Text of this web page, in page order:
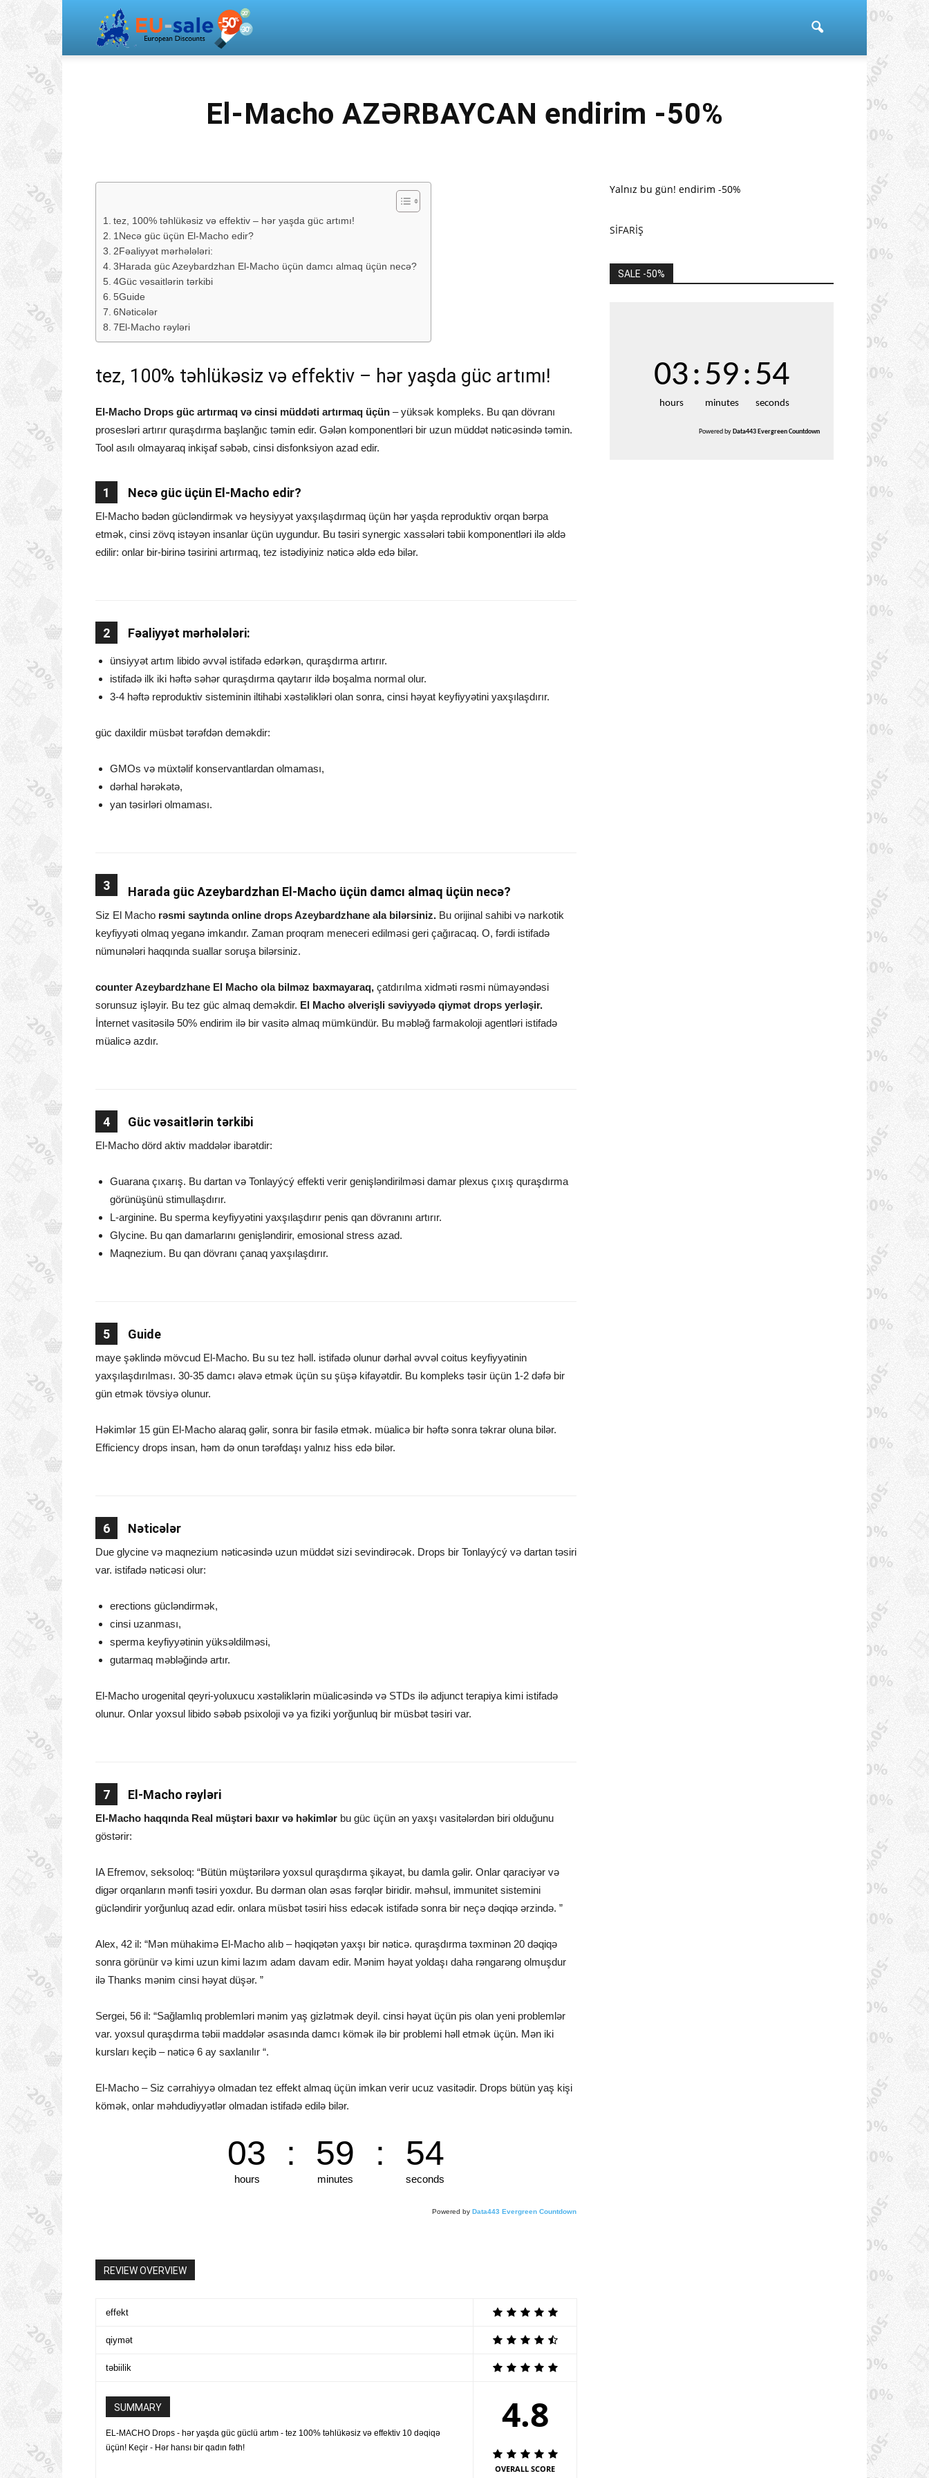
El-Macho AZƏRBAYCAN endirim -50%
tez, 100% təhlükəsiz və effektiv – hər yaşda güc artımı!
1Necə güc üçün El-Macho edir?
2Fəaliyyət mərhələləri:
3Harada güc Azeybardzhan El-Macho üçün damcı almaq üçün necə?
4Güc vəsaitlərin tərkibi
5Guide
6Nəticələr
7El-Macho rəyləri
tez, 100% təhlükəsiz və effektiv – hər yaşda güc artımı!
El-Macho Drops güc artırmaq və cinsi müddəti artırmaq üçün – yüksək kompleks. Bu qan dövranı
prosesləri artırır quraşdırma başlanğıc təmin edir. Gələn komponentləri bir uzun müddət nəticəsində təmin.
Tool asılı olmayaraq inkişaf səbəb, cinsi disfonksiyon azad edir.
1 Necə güc üçün El-Macho edir?
El-Macho bədən gücləndirmək və heysiyyət yaxşılaşdırmaq üçün hər yaşda reproduktiv orqan bərpa
etmək, cinsi zövq istəyən insanlar üçün uygundur. Bu təsiri synergic xassələri təbii komponentləri ilə əldə
edilir: onlar bir-birinə təsirini artırmaq, tez istədiyiniz nəticə əldə edə bilər.
2 Fəaliyyət mərhələləri:
ünsiyyət artım libido əvvəl istifadə edərkən, quraşdırma artırır.
istifadə ilk iki həftə səhər quraşdırma qaytarır ildə boşalma normal olur.
3-4 həftə reproduktiv sisteminin iltihabi xəstəlikləri olan sonra, cinsi həyat keyfiyyətini yaxşılaşdırır.
güc daxildir müsbət tərəfdən deməkdir:
GMOs və müxtəlif konservantlardan olmaması,
dərhal hərəkətə,
yan təsirləri olmaması.
3 Harada güc Azeybardzhan El-Macho üçün damcı almaq üçün necə?
Siz El Macho rəsmi saytında online drops Azeybardzhane ala bilərsiniz. Bu orijinal sahibi və narkotik
keyfiyyəti olmaq yeganə imkandır. Zaman proqram meneceri edilməsi geri çağıracaq. O, fərdi istifadə
nümunələri haqqında suallar soruşa bilərsiniz.
counter Azeybardzhane El Macho ola bilməz baxmayaraq, çatdırılma xidməti rəsmi nümayəndəsi
sorunsuz işləyir. Bu tez güc almaq deməkdir. El Macho əlverişli səviyyədə qiymət drops yerləşir.
İnternet vasitəsilə 50% endirim ilə bir vasitə almaq mümkündür. Bu məbləğ farmakoloji agentləri istifadə
müalicə azdır.
4 Güc vəsaitlərin tərkibi
El-Macho dörd aktiv maddələr ibarətdir:
Guarana çıxarış. Bu dartan və Tonlayýcý effekti verir genişləndirilməsi damar plexus çıxış quraşdırma
görünüşünü stimullaşdırır.
L-arginine. Bu sperma keyfiyyətini yaxşılaşdırır penis qan dövranını artırır.
Glycine. Bu qan damarlarını genişləndirir, emosional stress azad.
Maqnezium. Bu qan dövranı çanaq yaxşılaşdırır.
5 Guide
maye şəklində mövcud El-Macho. Bu su tez həll. istifadə olunur dərhal əvvəl coitus keyfiyyətinin
yaxşılaşdırılması. 30-35 damcı əlavə etmək üçün su şüşə kifayətdir. Bu kompleks təsir üçün 1-2 dəfə bir
gün etmək tövsiyə olunur.
Həkimlər 15 gün El-Macho alaraq gəlir, sonra bir fasilə etmək. müalicə bir həftə sonra təkrar oluna bilər.
Efficiency drops insan, həm də onun tərəfdaşı yalnız hiss edə bilər.
6 Nəticələr
Due glycine və maqnezium nəticəsində uzun müddət sizi sevindirəcək. Drops bir Tonlayýcý və dartan təsiri
var. istifadə nəticəsi olur:
erections gücləndirmək,
cinsi uzanması,
sperma keyfiyyətinin yüksəldilməsi,
gutarmaq məbləğində artır.
El-Macho urogenital qeyri-yoluxucu xəstəliklərin müalicəsində və STDs ilə adjunct terapiya kimi istifadə
olunur. Onlar yoxsul libido səbəb psixoloji və ya fiziki yorğunluq bir müsbət təsiri var.
7 El-Macho rəyləri
El-Macho haqqında Real müştəri baxır və həkimlər bu güc üçün ən yaxşı vasitələrdən biri olduğunu
göstərir:
IA Efremov, seksoloq: “Bütün müştərilərə yoxsul quraşdırma şikayət, bu damla gəlir. Onlar qaraciyər və
digər orqanların mənfi təsiri yoxdur. Bu dərman olan əsas fərqlər biridir. məhsul, immunitet sistemini
gücləndirir yorğunluq azad edir. onlara müsbət təsiri hiss edəcək istifadə sonra bir neçə dəqiqə ərzində. ”
Alex, 42 il: “Mən mühakimə El-Macho alıb – həqiqətən yaxşı bir nəticə. quraşdırma təxminən 20 dəqiqə
sonra görünür və kimi uzun kimi lazım adam davam edir. Mənim həyat yoldaşı daha rəngarəng olmuşdur
ilə Thanks mənim cinsi həyat düşər. ”
Sergei, 56 il: “Sağlamlıq problemləri mənim yaş gizlətmək deyil. cinsi həyat üçün pis olan yeni problemlər
var. yoxsul quraşdırma təbii maddələr əsasında damcı kömək ilə bir problemi həll etmək üçün. Mən iki
kursları keçib – nəticə 6 ay saxlanılır “.
El-Macho – Siz cərrahiyyə olmadan tez effekt almaq üçün imkan verir ucuz vasitədir. Drops bütün yaş kişi
kömək, onlar məhdudiyyətlər olmadan istifadə edilə bilər.
03
hours
: 59
minutes
: 53
seconds
Powered by Data443 Evergreen Countdown
REVIEW OVERVIEW
effekt
qiymət
təbiilik
SUMMARY
EL-MACHO Drops - hər yaşda güc güclü artım - tez 100% təhlükəsiz və effektiv 10 dəqiqə
üçün! Keçir - Hər hansı bir qadın fəth!
4.8
OVERALL SCORE
Yalnız bu gün! endirim -50%
SİFARİŞ
SALE -50%
03
hours
:59
minutes
:53
seconds
Powered by Data443 Evergreen Countdown